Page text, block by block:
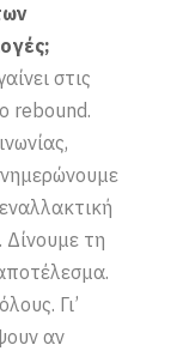
στις
rebound.
Δίνουμε τη
Γι’
αν